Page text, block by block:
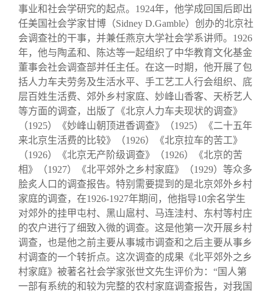
事业和社会学研究的起点。1924年，他学成回国后即出
任美国社会学家甘博（Sidney D.Gamble）创办的北京社
会调查社的干事，并兼任燕京大学社会学系讲师。1926
年，他与陶孟和、陈达等一起组织了中华教育文化基金
董事会社会调查部并任主任。在这一时期，他开展了包
括人力车夫劳务及生活水平、手工艺工人行会组织、底
层百姓生活费、郊外乡村家庭、妙峰山香客、天桥艺人
等方面的调查，出版了《北京人力车夫现状的调查》
（1925）《妙峰山朝顶进香调查》（1925）《二十五年
来北京生活费的比较》（1926）《北京拉车的苦工》
（1926）《北京无产阶级调查》（1926）《北京的苦
相》（1927）《北平郊外之乡村家庭》（1929）等众多
脍炙人口的调查报告。特别需要提到的是北京郊外乡村
家庭的调查，在1926-1927年期间，他指导10余名学生
对郊外的挂甲屯村、黑山扈村、马连洼村、东村等村庄
的农户进行了细致入微的调查。这是他第一次开展乡村
调查，也是他之前主要从事城市调查和之后主要从事乡
村调查的一个转折点。这次调查的成果《北平郊外之乡
村家庭》被著名社会学家张世文先生评价为：“国人第
一部有系统的和较为完整的农村家庭调查报告，对我国